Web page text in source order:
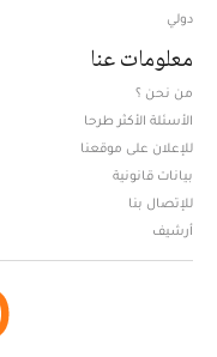
دولي
معلومات عنا
من نحن ؟
الأسئلة الأكثر طرحا
للإعلان على موقعنا
بيانات قانونية
للإتصال بنا
أرشيف